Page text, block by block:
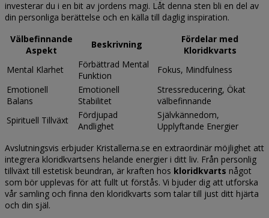
investerar du i en bit av jordens magi. Låt denna sten bli en del av
din personliga berättelse och en källa till daglig inspiration.
Välbefinnande
Aspekt
Beskrivning
Fördelar med
Kloridkvarts
Mental Klarhet
Förbättrad Mental
Funktion
Fokus, Mindfulness
Emotionell
Balans
Emotionell
Stabilitet
Stressreducering, Ökat
välbefinnande
Spirituell Tillväxt
Fördjupad
Andlighet
Självkännedom,
Upplyftande Energier
Avslutningsvis erbjuder Kristallerna.se en extraordinär möjlighet att
integrera kloridkvartsens helande energier i ditt liv. Från personlig
tillväxt till estetisk beundran, är kraften hos kloridkvarts något
som bör upplevas för att fullt ut förstås. Vi bjuder dig att utforska
vår samling och finna den kloridkvarts som talar till just ditt hjärta
och din själ.